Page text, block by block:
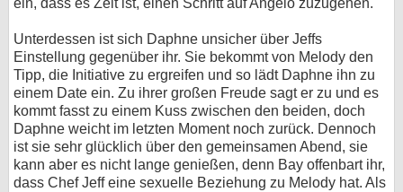
ein, dass es Zeit ist, einen Schritt auf Angelo zuzugehen.
Unterdessen ist sich Daphne unsicher über Jeffs
Einstellung gegenüber ihr. Sie bekommt von Melody den
Tipp, die Initiative zu ergreifen und so lädt Daphne ihn zu
einem Date ein. Zu ihrer großen Freude sagt er zu und es
kommt fasst zu einem Kuss zwischen den beiden, doch
Daphne weicht im letzten Moment noch zurück. Dennoch
ist sie sehr glücklich über den gemeinsamen Abend, sie
kann aber es nicht lange genießen, denn Bay offenbart ihr,
dass Chef Jeff eine sexuelle Beziehung zu Melody hat. Als